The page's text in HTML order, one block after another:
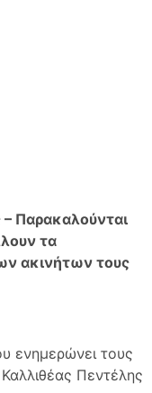
Παρακαλούνται
τα
ακινήτων τους
ενημερώνει τους
Πεντέλης